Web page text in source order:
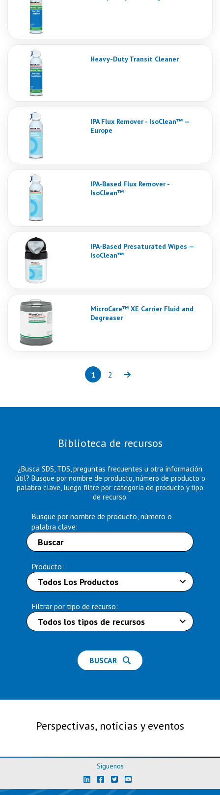
Heavy-Duty Transit Cleaner
IPA Flux Remover - IsoClean™ —
Europe
IPA-Based Flux Remover -
IsoClean™
IPA-Based Presaturated Wipes —
IsoClean™
MicroCare™ XE Carrier Fluid and
Degreaser
Page
1(current)
Page
2 Next
Biblioteca de recursos
¿Busca SDS, TDS, preguntas frecuentes u otra información
útil? Busque por nombre de producto, número de producto o
palabra clave, luego filtre por categoría de producto y tipo
de recurso.
Busque por nombre de producto, número o
palabra clave:
Producto:
Filtrar por tipo de recurso:
Perspectivas, noticias y eventos
Siguenos